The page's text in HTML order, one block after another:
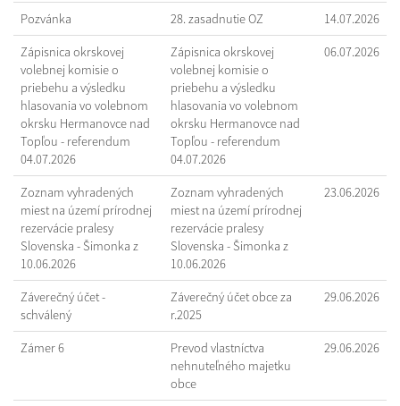
Pozvánka 28. zasadnutie OZ 14.07.2026
Zápisnica okrskovej
volebnej komisie o
priebehu a výsledku
hlasovania vo volebnom
okrsku Hermanovce nad
Topľou - referendum
04.07.2026
Zápisnica okrskovej
volebnej komisie o
priebehu a výsledku
hlasovania vo volebnom
okrsku Hermanovce nad
Topľou - referendum
04.07.2026
06.07.2026
Zoznam vyhradených
miest na území prírodnej
rezervácie pralesy
Slovenska - Šimonka z
10.06.2026
Zoznam vyhradených
miest na území prírodnej
rezervácie pralesy
Slovenska - Šimonka z
10.06.2026
23.06.2026
Záverečný účet -
schválený
Záverečný účet obce za
r.2025
29.06.2026
Zámer 6
Prevod vlastníctva
nehnuteľného majetku
obce
29.06.2026